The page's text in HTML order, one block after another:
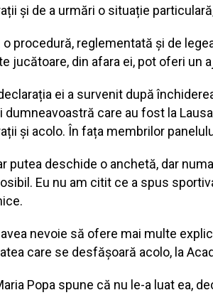
și de a urmări o situație
o procedură, reglementată și de
jucătoare, din afara ei, pot oferi
ei a survenit după
dumneavoastră care au fost la
și acolo. În fața membrilor
putea deschide o anchetă, dar
Eu nu am citit ce a spus
avea nevoie să ofere mai multe
care se desfășoară acolo, la
Popa spune că nu le-a luat ea,